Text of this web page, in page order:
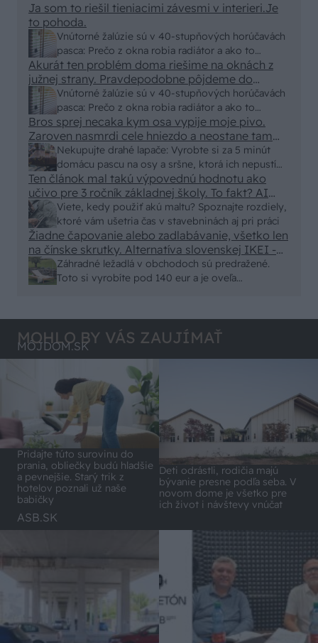
Vnútorné žalúzie sú v 40-stupňových horúčavách
pasca: Prečo z okna robia radiátor a ako to
vyriešiť za pár eur?
Ja som to riešil tieniacimi závesmi v interieri.Je
to pohoda.
Vnútorné žalúzie sú v 40-stupňových horúčavách
pasca: Prečo z okna robia radiátor a ako to
vyriešiť za pár eur?
Akurát ten problém doma riešime na oknách z
južnej strany. Pravdepodobne pôjdeme do
vonkajšieho tienenia na spôsob markízy
250x150cm. Čínsky predajcovia idú okolo 100
eur kus.
Nekupujte drahé lapače: Vyrobte si za 5 minút
domácu pascu na osy a sršne, ktorá ich nepustí
von
Bros sprej necaka kym osa vypije moje pivo.
Zaroven nasmrdi cele hniezdo a neostane tam
nic zive. Vasa pasca naucinke moc efektivne.
Skor pritiahne slimaky
Viete, kedy použiť akú maltu? Spoznajte rozdiely,
ktoré vám ušetria čas v stavebninách aj pri práci
Ten článok mal takú výpovednú hodnotu ako
učivo pre 3 ročník základnej školy. To fakt? AI
alebo nejaka kniha z VŠ? Dnešné rychlotvrdnuce
malty - pevnosť 40 Mpa a doba schnutia tak 15
minut , k tomu vodotesné s kryštálikou. A rozdiel
- schnutie a zretie. Nič?
Záhradné ležadlá v obchodoch sú predražené.
Toto si vyrobíte pod 140 eur a je oveľa
Žiadne čapovanie alebo zadlabávanie, všetko len
na čínske skrutky. Alternatíva slovenskej IKEI -
čo sa týka pevnosti. Autor si nedal veľa námahy s
remeselným spracovaním, škoda. No lepšie než
MOHLO BY VÁS ZAUJÍMAŤ
MÔJDOM.SK
Pridajte túto surovinu do
prania, obliečky budú hladšie
a pevnejšie. Starý trik z
hotelov poznali už naše
babičky
Deti odrástli, rodičia majú
bývanie presne podľa seba. V
novom dome je všetko pre
ich život i návštevy vnúčat
ASB.SK